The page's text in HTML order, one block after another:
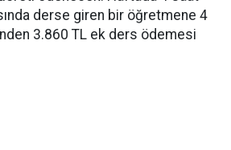
derse giren bir öğretmene 4
3.860 TL ek ders ödemesi